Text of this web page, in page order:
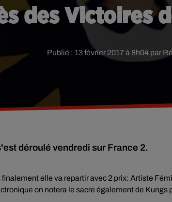
des Victoires
Publié : 13 février 2017 à 8h04 par
déroulé vendredi sur France 2.
elle va repartir avec 2 prix: Artiste
on notera le sacre également de Kungs